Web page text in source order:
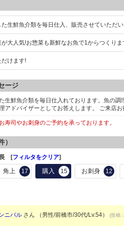
生鮮魚介類を毎日仕入、販売させていただ
大人気!お惣菜も新鮮なお魚で1からつくりま
けます!
ージ
生鮮魚介類を毎日仕入れております。魚の
アドバイザーとしてお答えします。 ご来店
寿司やお刺身のご予約を承っております。
）
長 [フィルタをクリア]
角上 17 購入 15 お刺身 12
ニバル さん （男性/前橋市/30代/Lv.54） (投稿